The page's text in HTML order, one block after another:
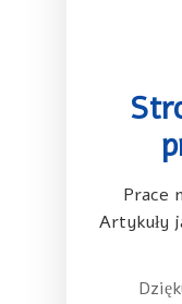
Prace
Artykuły